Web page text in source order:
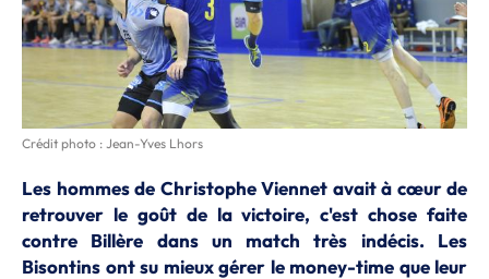
Crédit photo : Jean-Yves Lhors
Les hommes de Christophe Viennet avait à cœur de
retrouver le goût de la victoire, c'est chose faite
contre Billère dans un match très indécis. Les
Bisontins ont su mieux gérer le money-time que leur